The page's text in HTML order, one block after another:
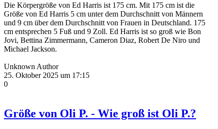
Die Körpergröße von Ed Harris ist 175 cm. Mit 175 cm ist die
Größe von Ed Harris 5 cm unter dem Durchschnitt von Männern
und 9 cm über dem Durchschnitt von Frauen in Deutschland. 175
cm entsprechen 5 Fuß und 9 Zoll. Ed Harris ist so groß wie Bon
Jovi, Bettina Zimmermann, Cameron Diaz, Robert De Niro und
Michael Jackson.
Unknown Author
25. Oktober 2025 um 17:15
0
Größe von Oli P. - Wie groß ist Oli P.?